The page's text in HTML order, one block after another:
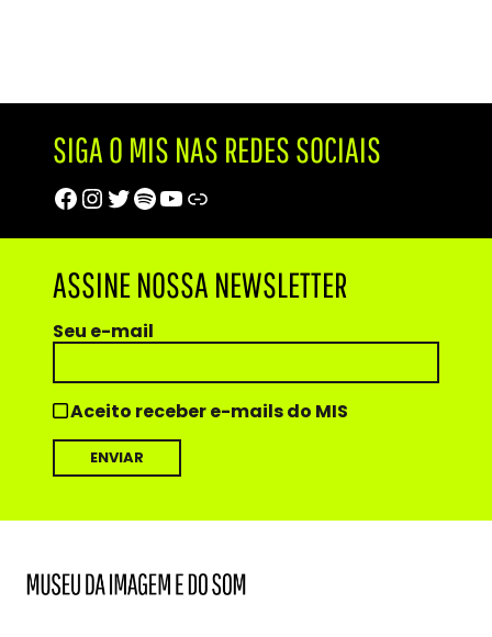
SIGA O MIS NAS REDES SOCIAIS
Facebook
Instagram
Twitter
Spotify
Youtube
Trip Advisor
ASSINE NOSSA NEWSLETTER
Seu e-mail
Aceito receber e-mails do MIS